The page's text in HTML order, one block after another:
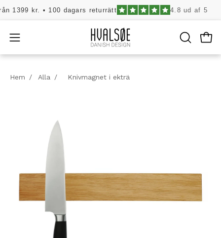
Hoppa
till
kr. • 100 dagars returrätt 4.8 ud af 5
Öppna
navigeringsmenyn
ÖPPNA
SÖKFÄLT
Hem / Alla / Knivmagnet i ekträ